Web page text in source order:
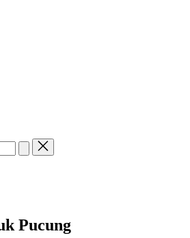
Pucung